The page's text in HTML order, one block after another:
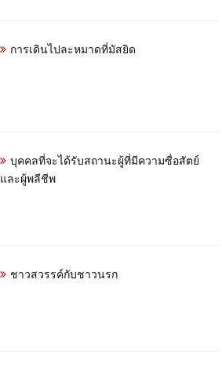
การเดินไปละหมาดที่มัสยิด
บุคคลที่จะได้รับสถานะผู้ที่มีความซื่อสัตย์
และผู้พลีชีพ
ชาวสวรรค์กับชาวนรก